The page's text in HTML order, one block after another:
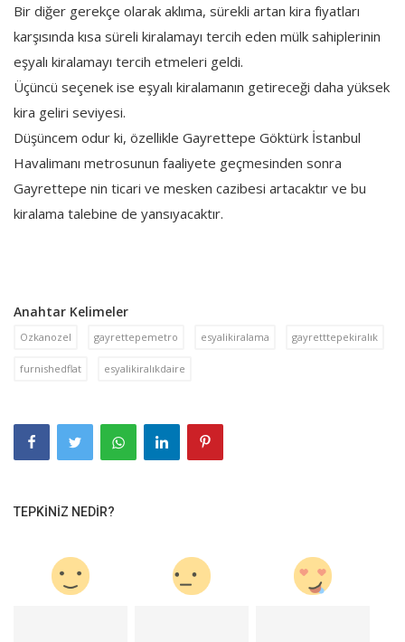
Bir diğer gerekçe olarak aklıma, sürekli artan kira fiyatları
karşısında kısa süreli kiralamayı tercih eden mülk sahiplerinin
eşyalı kiralamayı tercih etmeleri geldi.
Üçüncü seçenek ise eşyalı kiralamanın getireceği daha yüksek
kira geliri seviyesi.
Düşüncem odur ki, özellikle Gayrettepe Göktürk İstanbul
Havalimanı metrosunun faaliyete geçmesinden sonra
Gayrettepe nin ticari ve mesken cazibesi artacaktır ve bu
kiralama talebine de yansıyacaktır.
Anahtar Kelimeler
Ozkanozel gayrettepemetro esyalikiralama gayretttepekiralık
furnishedflat esyalikiralıkdaire
TEPKINIZ NEDIR?